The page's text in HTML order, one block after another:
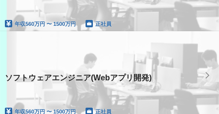
年収560万円 〜 1500万円 正社員
ソフトウェアエンジニア(Webアプリ開発)
年収560万円 〜 1500万円 正社員